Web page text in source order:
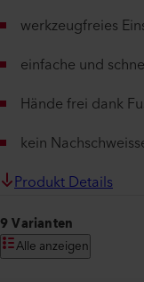
werkzeugfreies
einfache und
Hände frei dank
kein
Produkt Details
9 Varianten
Alle anzeigen